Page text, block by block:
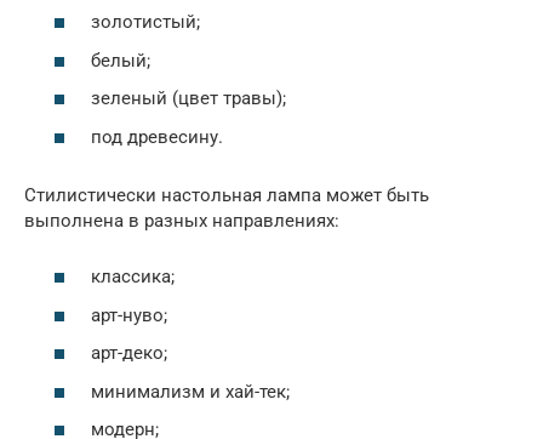
золотистый;
белый;
зеленый (цвет травы);
под древесину.
Стилистически настольная лампа может быть
выполнена в разных направлениях:
классика;
арт-нуво;
арт-деко;
минимализм и хай-тек;
модерн;